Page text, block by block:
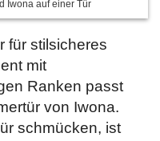
Iwona auf einer Tür
für stilsicheres
mit
Ranken passt
von Iwona.
schmücken, ist